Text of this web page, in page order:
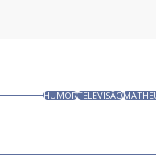
HUMORTELEVISÃO